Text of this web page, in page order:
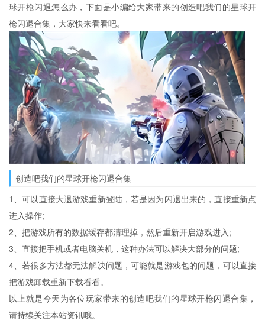
球开枪闪退怎么办，下面是小编给大家带来的创造吧我们的星球开
枪闪退合集，大家快来看看吧。
创造吧我们的星球开枪闪退合集
1、可以直接大退游戏重新登陆，若是因为闪退出来的，直接重新点
进入操作;
2、把游戏所有的数据缓存都清理掉，然后重新开启游戏进入;
3、直接把手机或者电脑关机，这种办法可以解决大部分的问题;
4、若很多方法都无法解决问题，可能就是游戏包的问题，可以直接
把游戏卸载重新下载看看。
以上就是今天为各位玩家带来的创造吧我们的星球开枪闪退合集，
请持续关注本站资讯哦。